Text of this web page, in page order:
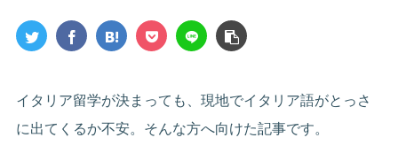
イタリア留学が決まっても、現地でイタリア語がとっさ
に出てくるか不安。そんな方へ向けた記事です。